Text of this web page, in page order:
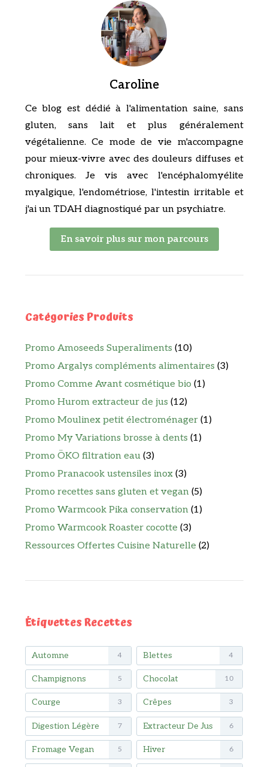
Caroline
Ce blog est dédié à l'alimentation saine, sans
gluten, sans lait et plus généralement
végétalienne. Ce mode de vie m'accompagne
pour mieux-vivre avec des douleurs diffuses et
chroniques. Je vis avec l'encéphalomyélite
myalgique, l'endométriose, l'intestin irritable et
j'ai un TDAH diagnostiqué par un psychiatre.
En savoir plus sur mon parcours
Catégories Produits
Promo Amoseeds Superaliments (10)
Promo Argalys compléments alimentaires (3)
Promo Comme Avant cosmétique bio (1)
Promo Hurom extracteur de jus (12)
Promo Moulinex petit électroménager (1)
Promo My Variations brosse à dents (1)
Promo ÖKO filtration eau (3)
Promo Pranacook ustensiles inox (3)
Promo recettes sans gluten et vegan (5)
Promo Warmcook Pika conservation (1)
Promo Warmcook Roaster cocotte (3)
Ressources Offertes Cuisine Naturelle (2)
Étiquettes Recettes
Automne 4 Blettes 4
Champignons 5 Chocolat 10
Courge 3 Crêpes 3
Digestion Légère 7 Extracteur De Jus 6
Fromage Vegan 5 Hiver 6